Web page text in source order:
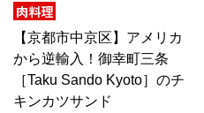
肉料理
【京都市中京区】アメリカ
から逆輸入！御幸町三条
［Taku Sando Kyoto］のチ
キンカツサンド